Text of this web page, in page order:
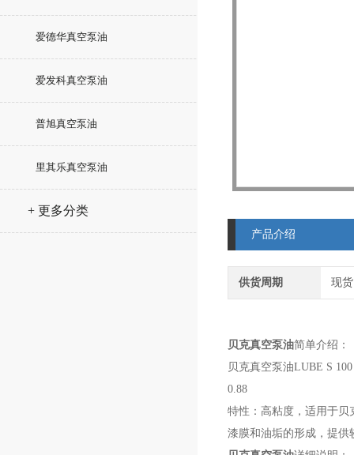
爱德华真空泵油
爱发科真空泵油
普旭真空泵油
里其乐真空泵油
+ 更多分类
产品介绍
供货周期 现货
贝克真空泵油简单介绍：
贝克真空泵油LUBE S
0.88
特性：高粘度，适用于贝
漆膜和油垢的形成，提供